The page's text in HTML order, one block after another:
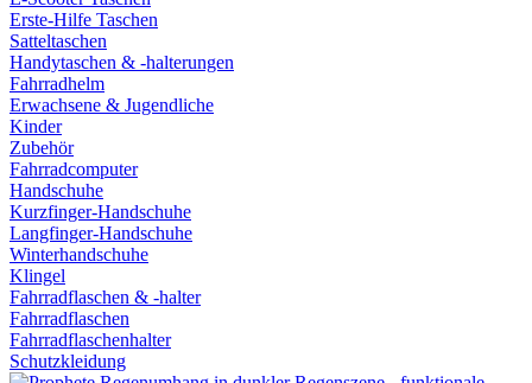
Erste-Hilfe Taschen
Satteltaschen
Handytaschen & -halterungen
Fahrradhelm
Erwachsene & Jugendliche
Kinder
Zubehör
Fahrradcomputer
Handschuhe
Kurzfinger-Handschuhe
Langfinger-Handschuhe
Winterhandschuhe
Klingel
Fahrradflaschen & -halter
Fahrradflaschen
Fahrradflaschenhalter
Schutzkleidung